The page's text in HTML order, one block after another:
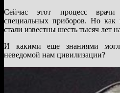
Сейчас этот процесс
специальных приборов. Но как
стали известны шесть тысяч лет
И какими еще знаниями могли
неведомой нам цивилизации?